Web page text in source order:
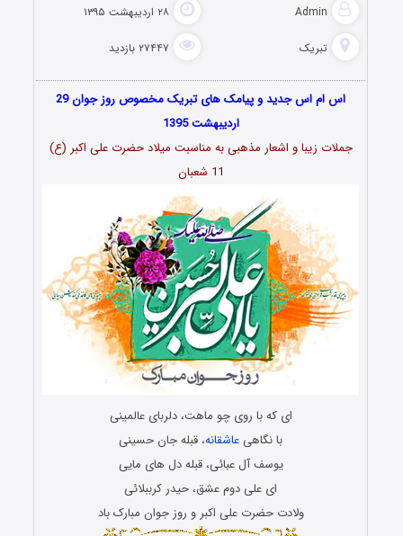
Admin ۲۸ اردیبهشت ۱۳۹۵
تبریک ۲۷۴۴۷ بازدید
اس ام اس جدید و پیامک های تبریک مخصوص روز جوان 29
اردیبهشت 1395
جملات زیبا و اشعار مذهبی به مناسبت میلاد حضرت علی اکبر (ع)
11 شعبان
ای که با روی چو ماهت، دلربای عالمینی
با نگاهی عاشقانه، قبله جان حسینی
یوسف آل عبائی، قبله دل های مایی
ای علی دوم عشق، حیدر کرببلائی
ولادت حضرت علی اکبر و روز جوان مبارک باد